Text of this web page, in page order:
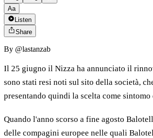
Aa
Listen
Share
By @lastanzab
Il 25 giugno il Nizza ha annunciato il
sono stati resi noti sul sito della società,
presentando quindi la scelta come
Quando l'anno scorso a fine agosto
delle compagini europee nelle quali